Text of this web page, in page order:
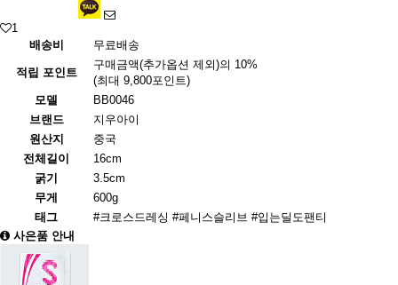
1
배송비
무료배송
적립 포인트
구매금액(추가옵션 제외)의 10%
(최대 9,800포인트)
모델
BB0046
브랜드
지우아이
원산지
중국
전체길이
16cm
굵기
3.5cm
무게
600g
태그
#크로스드레싱 #페니스슬리브 #입는딜도팬티
사은품 안내